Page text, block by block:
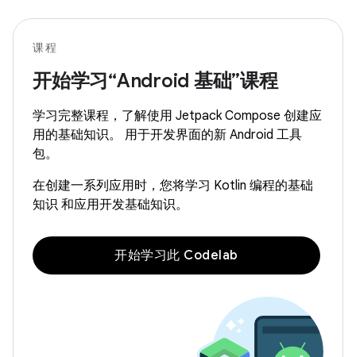
课程
开始学习“Android 基础”课程
学习完整课程，了解使用 Jetpack Compose 创建应
用的基础知识。 用于开发界面的新 Android 工具
包。
在创建一系列应用时，您将学习 Kotlin 编程的基础
知识 和应用开发基础知识。
开始学习此 Codelab